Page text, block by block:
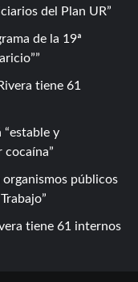
del Plan UR
de la 19ª
tiene 61
“estable y
cocaína
organismos públicos
tiene 61 internos